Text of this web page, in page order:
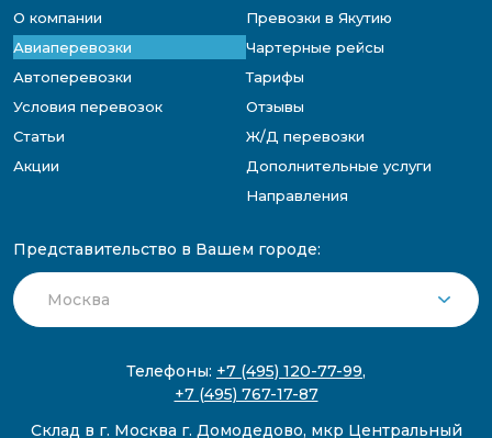
О компании
Превозки в Якутию
Авиаперевозки
Чартерные рейсы
Автоперевозки
Тарифы
Условия перевозок
Отзывы
Статьи
Ж/Д перевозки
Акции
Дополнительные услуги
Направления
Представительство в Вашем городе:
Телефоны: +7 (495) 120-77-99,
+7 (495) 767-17-87
Склад в г. Москва г. Домодедово, мкр Центральный